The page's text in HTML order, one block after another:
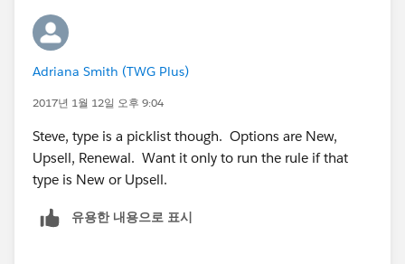
)
Adriana Smith (TWG Plus)
2017년 1월 12일 오후 9:04
Steve, type is a picklist though. Options are New,
Upsell, Renewal. Want it only to run the rule if that
type is New or Upsell.
유용한 내용으로 표시